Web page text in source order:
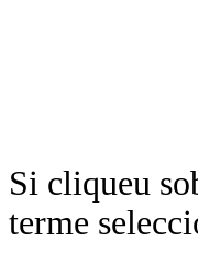
Si cliqueu
terme